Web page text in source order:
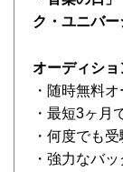
ク・ユニバー
オーディショ
・随時無料
・最短3ヶ月
・何度でも
・強力なバ